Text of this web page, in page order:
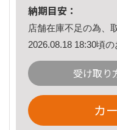
納期目安：
店舗在庫不足の為、
2026.08.18 18:30頃の
受け取り
カ